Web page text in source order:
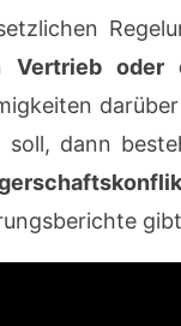
Vertrieb oder
soll, dann